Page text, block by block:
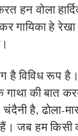
हन वोला
गायिका हे रेखा
है विविध रूप
की बात
है, ढोला-
हैं। जब हम किसी